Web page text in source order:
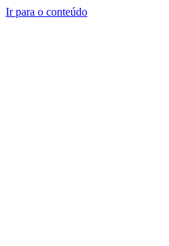
Ir para o conteúdo